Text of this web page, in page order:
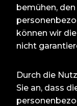
bemühen,
können wir
nicht
Durch die
Sie an, dass